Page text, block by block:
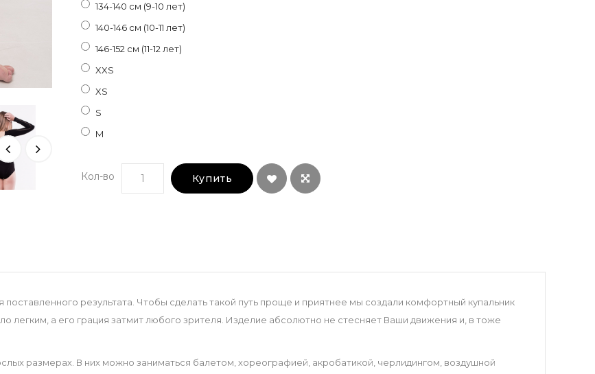
134-140 см (9-10 лет)
140-146 см (10-11 лет)
146-152 см (11-12 лет)
XXS
XS
S
M
Кол-во Купить
результата. Чтобы сделать такой путь проще и приятнее мы создали комфортный купальник
легким, а его грация затмит любого зрителя. Изделие абсолютно не стесняет Ваши движения и, в тоже
размерах. В них можно заниматься балетом, хореографией, акробатикой, черлидингом, воздушной